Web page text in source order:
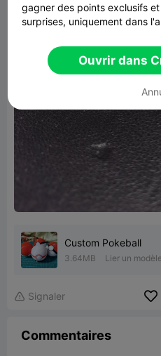
Custom Pokeball
3.64MB Lier un modèle
 Signaler
Commentaires
gagner des points exclusifs
surprises, uniquement dans
Ouvrir dans